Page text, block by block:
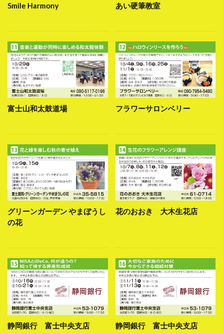
Smile Harmony あい硬筆教室
富士山和太鼓道場 フラワーサロンベリー
グリーンガーデン やまぼうし
の花
花のおおき 大木生花店
静岡銀行 富士中央支店 静岡銀行 富士中央支店